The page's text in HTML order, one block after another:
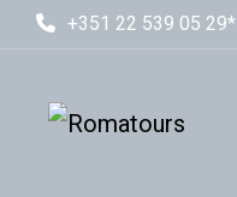
+351 22 539 05 29*